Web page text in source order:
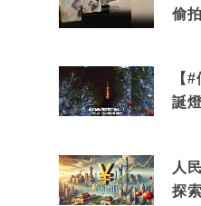
偷
【
誕
人
探